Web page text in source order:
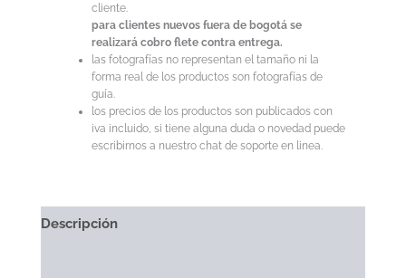
cliente.
para clientes nuevos fuera de bogotá se
realizará cobro flete contra entrega.
las fotografías no representan el tamaño ni la
forma real de los productos son fotografías de
guía.
los precios de los productos son publicados con
iva incluido, si tiene alguna duda o novedad puede
escribirnos a nuestro chat de soporte en linea.
Descripción